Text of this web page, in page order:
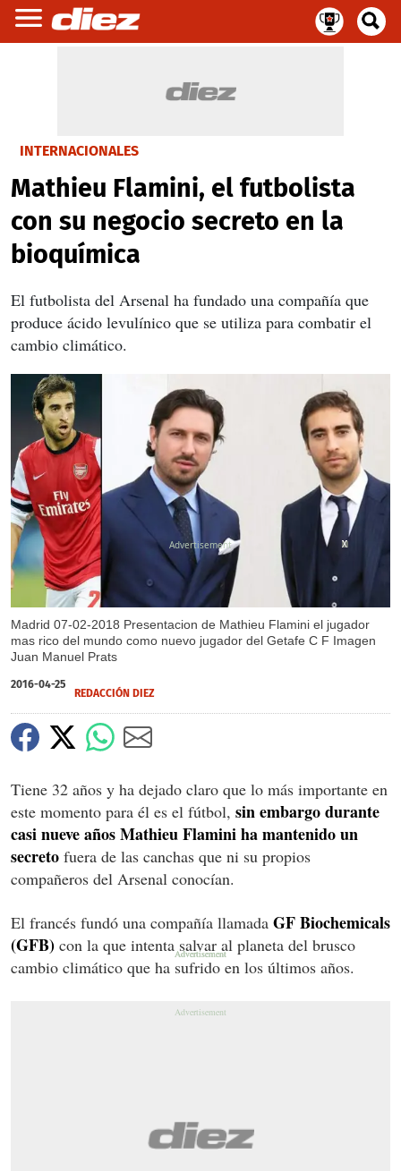
INTERNACIONALES
Mathieu Flamini, el futbolista
con su negocio secreto en la
bioquímica
El futbolista del Arsenal ha fundado una compañía que
produce ácido levulínico que se utiliza para combatir el
cambio climático.
Madrid 07-02-2018 Presentacion de Mathieu Flamini el jugador
mas rico del mundo como nuevo jugador del Getafe C F Imagen
Juan Manuel Prats
X
X
X
X
X
2016-04-25
REDACCIÓN DIEZ
Tiene 32 años y ha dejado claro que lo más importante en
este momento para él es el fútbol, sin embargo durante
casi nueve años Mathieu Flamini ha mantenido un
secreto fuera de las canchas que ni su propios
compañeros del Arsenal conocían.
El francés fundó una compañía llamada GF Biochemicals
(GFB) con la que intenta salvar al planeta del brusco
cambio climático que ha sufrido en los últimos años.